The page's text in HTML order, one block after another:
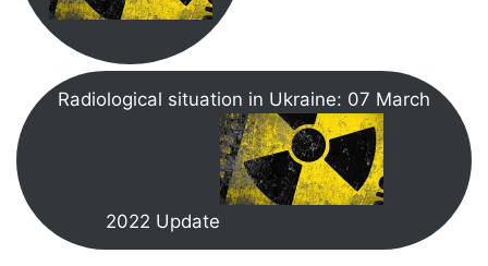
Radiological situation in Ukraine: 07 March
2022 Update